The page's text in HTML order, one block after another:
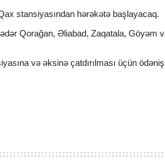
stansiyasından hərəkətə başlayacaq.
Qorağan, Əliabad, Zaqatala, Göyəm
və əksinə çatdırılması üçün